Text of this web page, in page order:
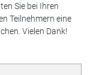
Sie bei Ihren
Teilnehmern eine
Vielen Dank!